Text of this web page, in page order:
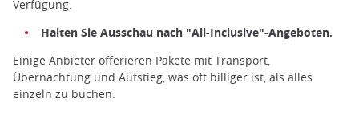
Verfügung.
Halten Sie Ausschau nach "All-Inclusive"-Angeboten.
Einige Anbieter offerieren Pakete mit Transport,
Übernachtung und Aufstieg, was oft billiger ist, als alles
einzeln zu buchen.